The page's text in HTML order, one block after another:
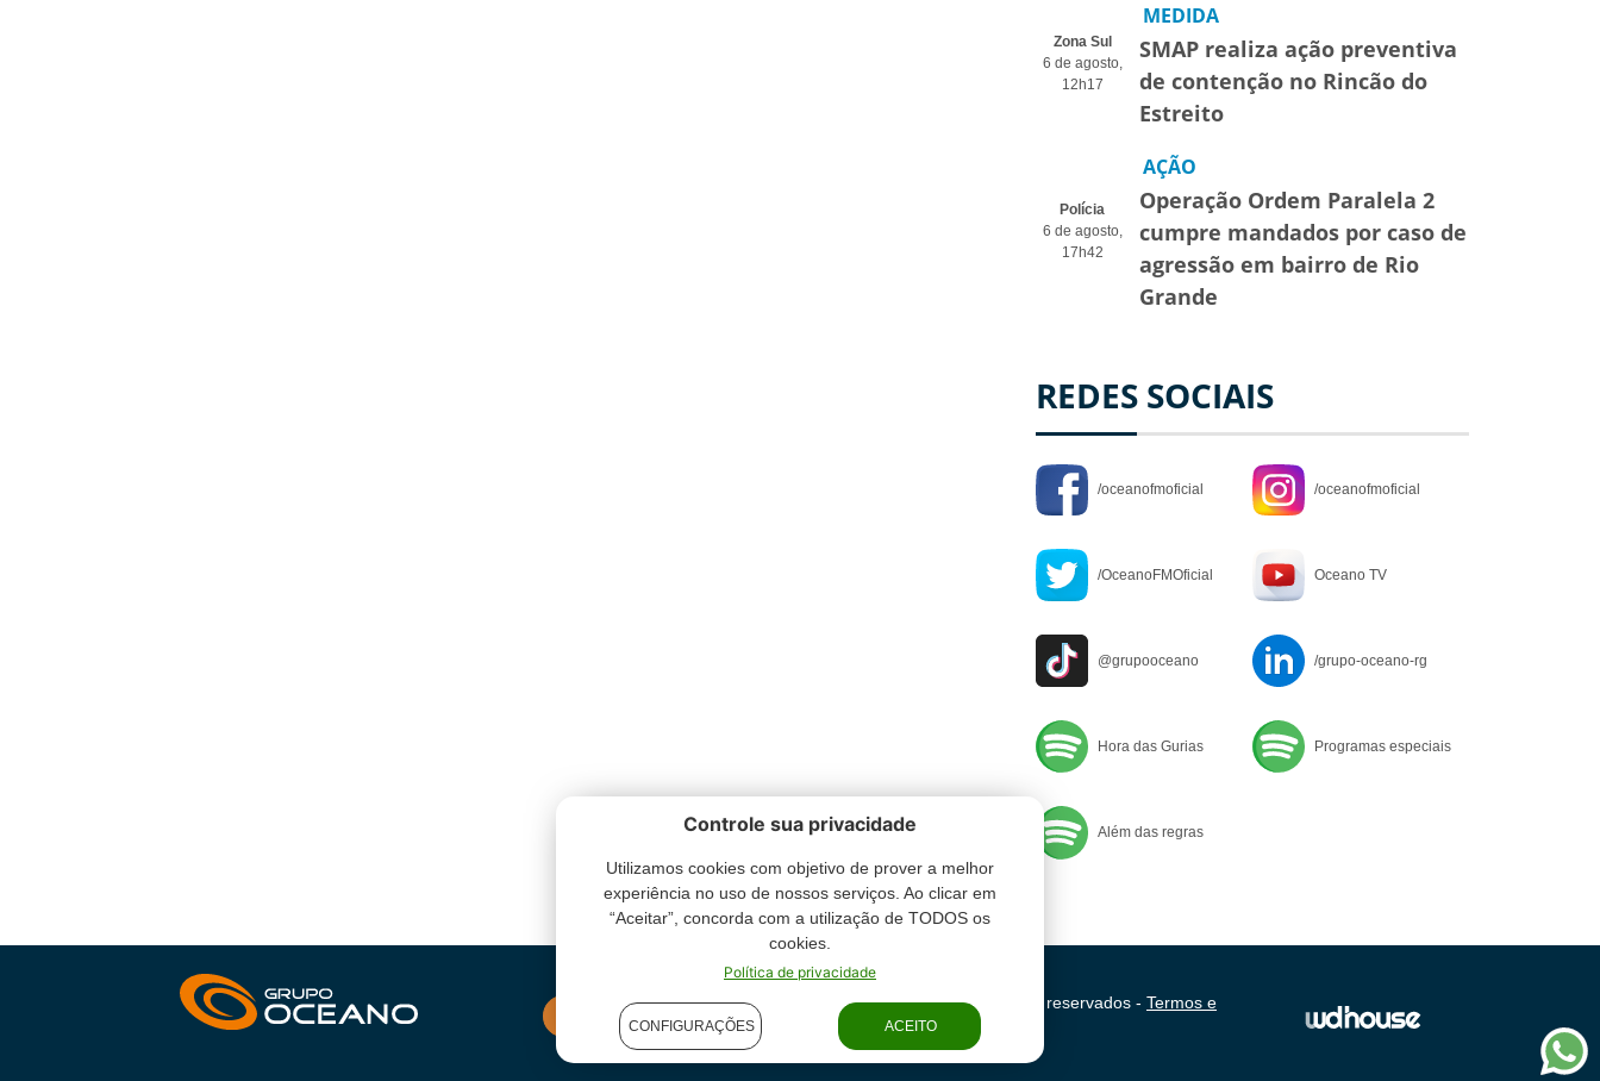
Zona Sul
6 de agosto,
12h17
MEDIDA
SMAP realiza ação preventiva
de contenção no Rincão do
Estreito
Polícia
6 de agosto,
17h42
AÇÃO
Operação Ordem Paralela 2
cumpre mandados por caso de
agressão em bairro de Rio
Grande
REDES SOCIAIS
/oceanofmoficial /oceanofmoficial
/OceanoFMOficial Oceano TV
@grupooceano /grupo-oceano-rg
Hora das Gurias Programas especiais
Além das regras
INSTITUCIONAL
Grupo Oceano - Todos direitos reservados - Termos e
condições de uso
Controle sua privacidade
Utilizamos cookies com objetivo de prover a melhor
experiência no uso de nossos serviços. Ao clicar em
“Aceitar”, concorda com a utilização de TODOS os
cookies.
Política de privacidade
CONFIGURAÇÕES ACEITO